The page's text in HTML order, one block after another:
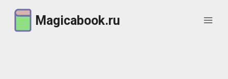
содержимому
Magicabook.ru